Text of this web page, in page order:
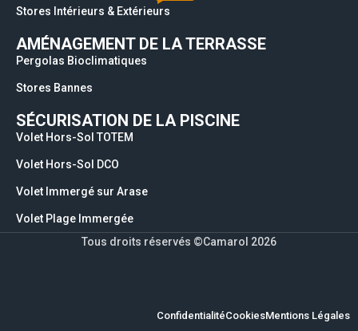
Stores Intérieurs & Extérieurs
AMÉNAGEMENT DE LA TERRASSE
Pergolas Bioclimatiques
Stores Bannes
SÉCURISATION DE LA PISCINE
Volet Hors-Sol TOTEM
Volet Hors-Sol DCO
Volet Immergé sur Arase
Volet Plage Immergée
Tous droits réservés ©Camarol 2026
Mentions Légales
Cookies
Confidentialité